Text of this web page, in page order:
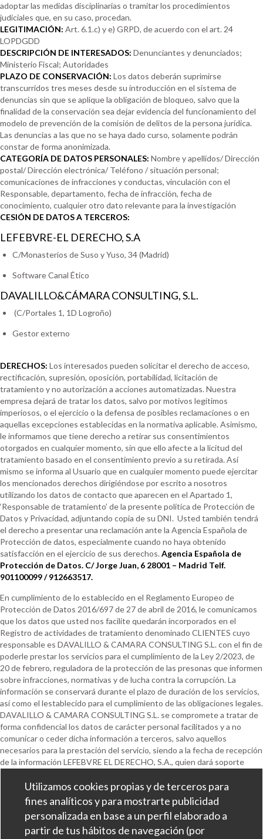
adoptar las medidas disciplinarias o tramitar los procedimientos
judiciales que, en su caso, procedan.
LEGITIMACIÓN: Art. 6.1.c) y e) GRPD, de acuerdo con el art. 24
LOPDGDD
DESCRIPCIÓN DE INTERESADOS: Denunciantes y denunciados;
Ministerio Fiscal; Autoridades
PLAZO DE CONSERVACIÓN: Los datos deberán suprimirse
transcurridos tres meses desde su introducción en el sistema de
denuncias sin que se aplique la obligación de bloqueo, salvo que la
finalidad de la conservación sea dejar evidencia del funcionamiento del
modelo de prevención de la comisión de delitos de la persona jurídica.
Las denuncias a las que no se haya dado curso, solamente podrán
constar de forma anonimizada.
CATEGORÍA DE DATOS PERSONALES: Nombre y apellidos/ Dirección
postal/ Dirección electrónica/ Teléfono / situación personal;
comunicaciones de infracciones y conductas, vinculación con el
Responsable, departamento, fecha de infracción, fecha de
conocimiento, cualquier otro dato relevante para la investigación
CESIÓN DE DATOS A TERCEROS:
LEFEBVRE-EL DERECHO, S.A
C/Monasterios de Suso y Yuso, 34 (Madrid)
Software Canal Ético
DAVALILLO&CÁMARA CONSULTING, S.L.
(C/Portales 1, 1D Logroño)
Gestor externo
DERECHOS: Los interesados pueden solicitar el derecho de acceso,
rectificación, supresión, oposición, portabilidad, licitación de
tratamiento y no autorización a acciones automatizadas. Nuestra
empresa dejará de tratar los datos, salvo por motivos legítimos
imperiosos, o el ejercicio o la defensa de posibles reclamaciones o en
aquellas excepciones establecidas en la normativa aplicable. Asimismo,
le informamos que tiene derecho a retirar sus consentimientos
otorgados en cualquier momento, sin que ello afecte a la licitud del
tratamiento basado en el consentimiento previo a su retirada. Así
mismo se informa al Usuario que en cualquier momento puede ejercitar
los mencionados derechos dirigiéndose por escrito a nosotros
utilizando los datos de contacto que aparecen en el Apartado 1,
‘Responsable de tratamiento’ de la presente política de Protección de
Datos y Privacidad, adjuntando copia de su DNI. Usted también tendrá
el derecho a presentar una reclamación ante la Agencia Española de
Protección de datos, especialmente cuando no haya obtenido
satisfacción en el ejercicio de sus derechos. Agencia Española de
Protección de Datos. C/ Jorge Juan, 6 28001 – Madrid Telf.
901100099 / 912663517.
En cumplimiento de lo establecido en el Reglamento Europeo de
Protección de Datos 2016/697 de 27 de abril de 2016, le comunicamos
que los datos que usted nos facilite quedarán incorporados en el
Registro de actividades de tratamiento denominado CLIENTES cuyo
responsable es DAVALILLO & CAMARA CONSULTING S.L. con el fin de
poderle prestar los servicios para el cumplimiento de la Ley 2/2023, de
20 de febrero, reguladora de la protección de las presonas que informen
sobre infracciones, normativas y de lucha contra la corrupción. La
información se conservará durante el plazo de duración de los servicios,
así como el lestablecido para el cumplimiento de las obligaciones legales.
DAVALILLO & CAMARA CONSULTING S.L. se compromete a tratar de
forma confidencial los datos de carácter personal facilitados y a no
comunicar o ceder dicha información a terceros, salvo aquellos
necesarios para la prestación del servicio, siendo a la fecha de recepción
de la información LEFEBVRE EL DERECHO, S.A., quien dará soporte
Asimismo, le informamos de la posibilidad que tiene de ejercer los
derechos ARCOPOL de sus datos de carácter personal de forma
presencial en las oficinas de DAVALILLO & CAMARA CONSULTING
S.L., acompañando copia de DNI, o bien mediante email dirigido a:
Utilizamos cookies propias y de terceros para
fines analíticos y para mostrarte publicidad
personalizada en base a un perfil elaborado a
partir de tus hábitos de navegación (por